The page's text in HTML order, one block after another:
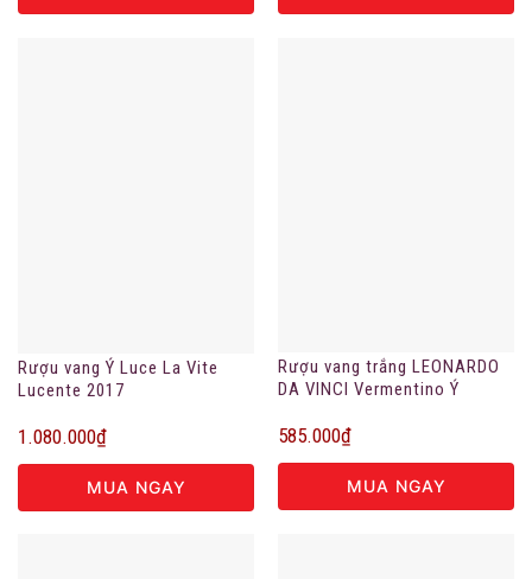
Rượu vang Ý Luce La Vite
Lucente 2017
1.080.000₫
MUA NGAY
Rượu vang trắng LEONARDO
DA VINCI Vermentino Ý
585.000₫
MUA NGAY